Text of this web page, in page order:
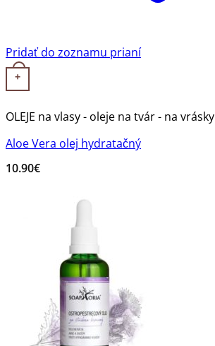
Pridať do zoznamu prianí
+
OLEJE na vlasy - oleje na tvár - na vrásky
Aloe Vera olej hydratačný
10.90€